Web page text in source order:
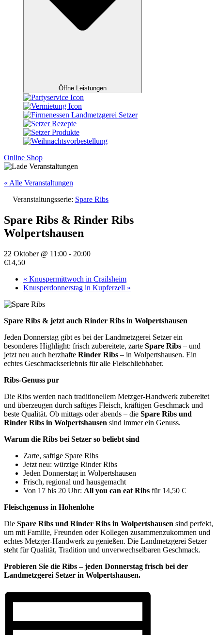
Öffne Leistungen
Online Shop
« Alle Veranstaltungen
Veranstaltungsserie: Spare Ribs
Spare Ribs & Rinder Ribs
Wolpertshausen
22 Oktober @ 11:00 - 20:00
€14,50
« Knuspermittwoch in Crailsheim
Knusperdonnerstag in Kupferzell »
Spare Ribs & jetzt auch Rinder Ribs in Wolpertshausen
Jeden Donnerstag gibt es bei der Landmetzgerei Setzer ein
besonderes Highlight: frisch zubereitete, zarte Spare Ribs – und
jetzt neu auch herzhafte Rinder Ribs – in Wolpertshausen. Ein
echtes Geschmackserlebnis für alle Fleischliebhaber.
Ribs-Genuss pur
Die Ribs werden nach traditionellem Metzger-Handwerk zubereitet
und überzeugen durch saftiges Fleisch, kräftigen Geschmack und
beste Qualität. Ob mittags oder abends – die Spare Ribs und
Rinder Ribs in Wolpertshausen sind immer ein Genuss.
Warum die Ribs bei Setzer so beliebt sind
Zarte, saftige Spare Ribs
Jetzt neu: würzige Rinder Ribs
Jeden Donnerstag in Wolpertshausen
Frisch, regional und hausgemacht
Von 17 bis 20 Uhr: All you can eat Ribs für 14,50 €
Fleischgenuss in Hohenlohe
Die Spare Ribs und Rinder Ribs in Wolpertshausen sind perfekt,
um mit Familie, Freunden oder Kollegen zusammenzukommen und
echtes Metzger-Handwerk zu genießen. Die Landmetzgerei Setzer
steht für Qualität, Tradition und unverwechselbaren Geschmack.
Probieren Sie die Ribs – jeden Donnerstag frisch bei der
Landmetzgerei Setzer in Wolpertshausen.